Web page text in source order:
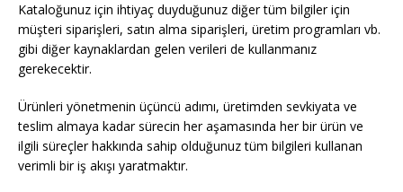
Kataloğunuz için ihtiyaç duyduğunuz diğer tüm bilgiler için
müşteri siparişleri, satın alma siparişleri, üretim programları vb.
gibi diğer kaynaklardan gelen verileri de kullanmanız
gerekecektir.
Ürünleri yönetmenin üçüncü adımı, üretimden sevkiyata ve
teslim almaya kadar sürecin her aşamasında her bir ürün ve
ilgili süreçler hakkında sahip olduğunuz tüm bilgileri kullanan
verimli bir iş akışı yaratmaktır.